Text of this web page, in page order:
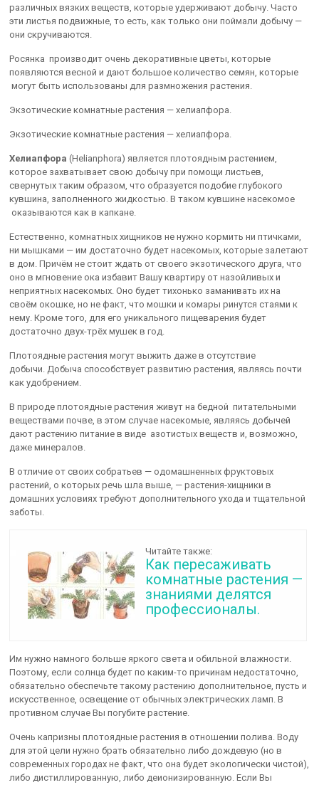
различных вязких веществ, которые удерживают добычу. Часто
эти листья подвижные, то есть, как только они поймали добычу —
они скручиваются.
Росянка производит очень декоративные цветы, которые
появляются весной и дают большое количество семян, которые
могут быть использованы для размножения растения.
Экзотические комнатные растения — хелиапфора.
Экзотические комнатные растения — хелиапфора.
Хелиапфора (Helianphora) является плотоядным растением,
которое захватывает свою добычу при помощи листьев,
свернутых таким образом, что образуется подобие глубокого
кувшина, заполненного жидкостью. В таком кувшине насекомое
оказываются как в капкане.
Естественно, комнатных хищников не нужно кормить ни птичками,
ни мышками — им достаточно будет насекомых, которые залетают
в дом. Причём не стоит ждать от своего экзотического друга, что
оно в мгновение ока избавит Вашу квартиру от назойливых и
неприятных насекомых. Оно будет тихонько заманивать их на
своём окошке, но не факт, что мошки и комары ринутся стаями к
нему. Кроме того, для его уникального пищеварения будет
достаточно двух-трёх мушек в год.
Плотоядные растения могут выжить даже в отсутствие
добычи. Добыча способствует развитию растения, являясь почти
как удобрением.
В природе плотоядные растения живут на бедной питательными
веществами почве, в этом случае насекомые, являясь добычей
дают растению питание в виде азотистых веществ и, возможно,
даже минералов.
В отличие от своих собратьев — одомашненных фруктовых
растений, о которых речь шла выше, — растения-хищники в
домашних условиях требуют дополнительного ухода и тщательной
заботы.
Читайте также:
Как пересаживать
комнатные растения —
знаниями делятся
профессионалы.
Им нужно намного больше яркого света и обильной влажности.
Поэтому, если солнца будет по каким-то причинам недостаточно,
обязательно обеспечьте такому растению дополнительное, пусть и
искусственное, освещение от обычных электрических ламп. В
противном случае Вы погубите растение.
Очень капризны плотоядные растения в отношении полива. Воду
для этой цели нужно брать обязательно либо дождевую (но в
современных городах не факт, что она будет экологически чистой),
либо дистиллированную, либо деионизированную. Если Вы